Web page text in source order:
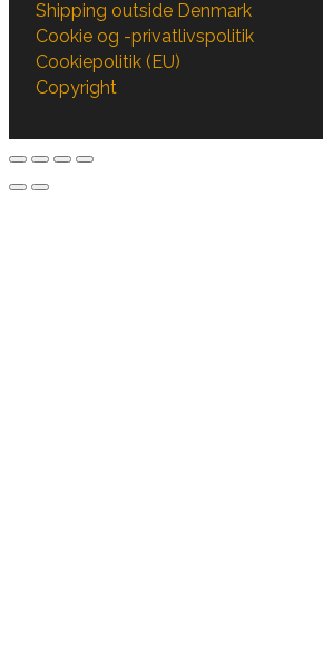
Shipping outside Denmark
Cookie og -privatlivspolitik
Cookiepolitik (EU)
Copyright